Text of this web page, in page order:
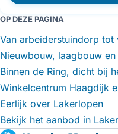
OP DEZE PAGINA
Van arbeiderstuindorp
Nieuwbouw, laagbouw
Binnen de Ring, dicht bij
Winkelcentrum Haagdijk
Eerlijk over Lakerlopen
Bekijk het aanbod in